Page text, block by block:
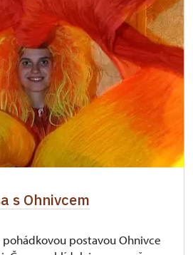
s Ohnivcem
postavou Ohnivce